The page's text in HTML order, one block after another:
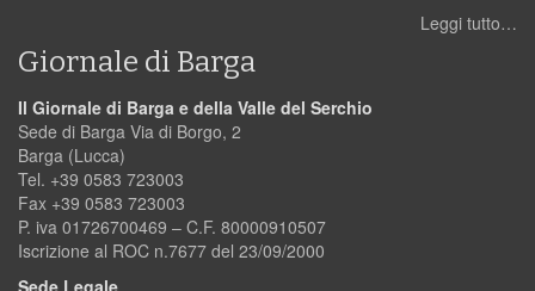
Leggi tutto…
Giornale di Barga
Il Giornale di Barga e della Valle del Serchio
Sede di Barga Via di Borgo, 2
Barga (Lucca)
Tel. +39 0583 723003
Fax +39 0583 723003
P. iva 01726700469 – C.F. 80000910507
Iscrizione al ROC n.7677 del 23/09/2000
Sede Legale